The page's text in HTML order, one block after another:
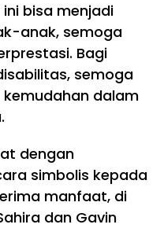
bisa menjadi
anak, semoga
Bagi
semoga
dalam
dengan
simbolis kepada
manfaat, di
dan Gavin